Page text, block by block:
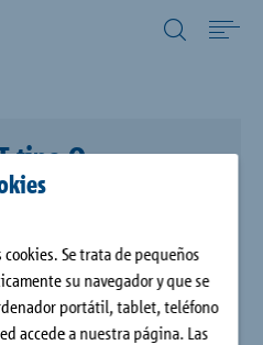
Se trata de pequeños
su navegador y que se
portátil, tablet, teléfono
accede a nuestra página. Las
tipo Q
aislante de 80 mm es un
portante para la transmisión
sobre soportes, logias, así
altas.